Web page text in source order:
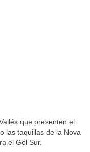
que presenten el
las taquillas de la Nova
el Gol Sur.